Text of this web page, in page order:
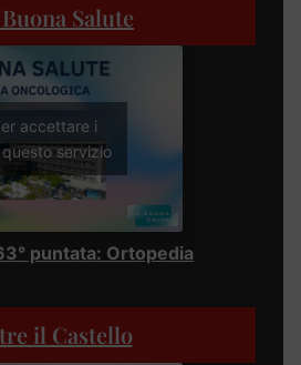
Salute
accettare i
servizio
puntata: Ortopedia
il Castello